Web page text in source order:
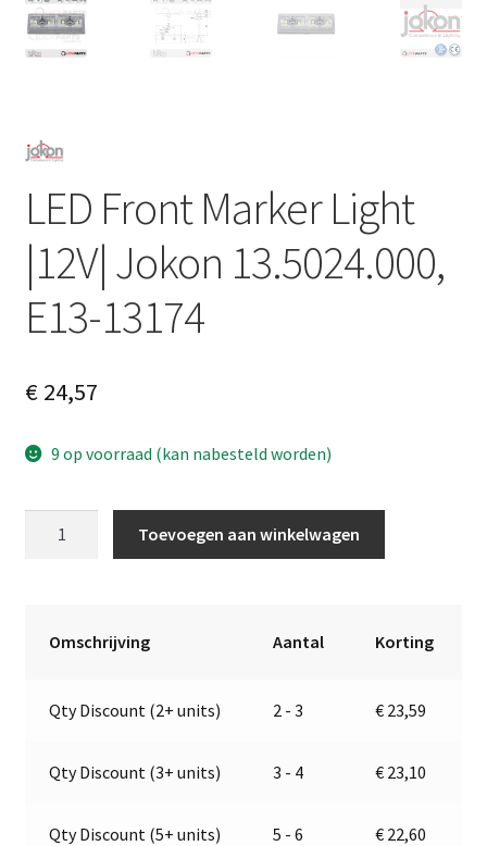
LED Front Marker Light
|12V| Jokon 13.5024.000,
E13-13174
€24,57
9 op voorraad (kan nabesteld worden)
E13-
aantal
Toevoegen aan winkelwagen
t
v
Omschrijving Aantal Korting
Qty Discount (2+ units) 2 - 3 € 23,59
Qty Discount (3+ units) 3 - 4 € 23,10
Qty Discount (5+ units) 5 - 6 € 22,60